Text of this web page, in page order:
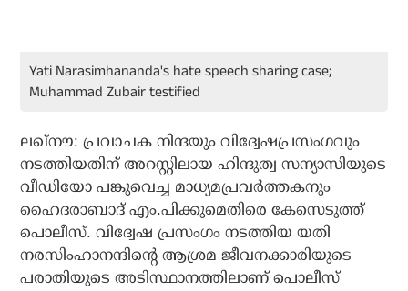
Yati Narasimhananda's hate speech sharing case;
Muhammad Zubair testified
ലഖ്‌നൗ: പ്രവാചക നിന്ദയും വിദ്വേഷപ്രസംഗവും
നടത്തിയതിന് അറസ്റ്റിലായ ഹിന്ദുത്വ സന്യാസിയുടെ
വീഡിയോ പങ്കുവെച്ച മാധ്യമപ്രവര്‍ത്തകനും
ഹൈദരാബാദ് എം.പിക്കുമെതിരെ കേസെടുത്ത്
പൊലീസ്. വിദ്വേഷ പ്രസംഗം നടത്തിയ യതി
നരസിംഹാനന്ദിന്റെ ആശ്രമ ജീവനക്കാരിയുടെ
പരാതിയുടെ അടിസ്ഥാനത്തിലാണ് പൊലീസ്